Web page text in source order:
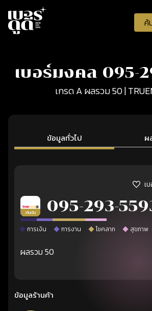
ค้
เบอร์มงคล 095-
เกรด A ผลรวม 50 |
ข้อมูลทั่วไป ผ
เ
เติมเงิน 095-293-
การเงิน การงาน โชคลาภ สุขภาพ
ผลรวม 50
ข้อมูลร้านค้า